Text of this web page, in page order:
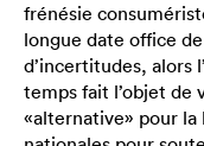
frénésie
longue date office
d’incertitudes, alors
temps fait l’objet de
«alternative» pour